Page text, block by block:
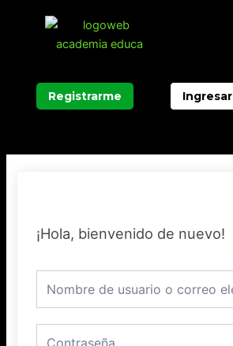
Registrarme Ingresar
¡Hola, bienvenido de nuevo!